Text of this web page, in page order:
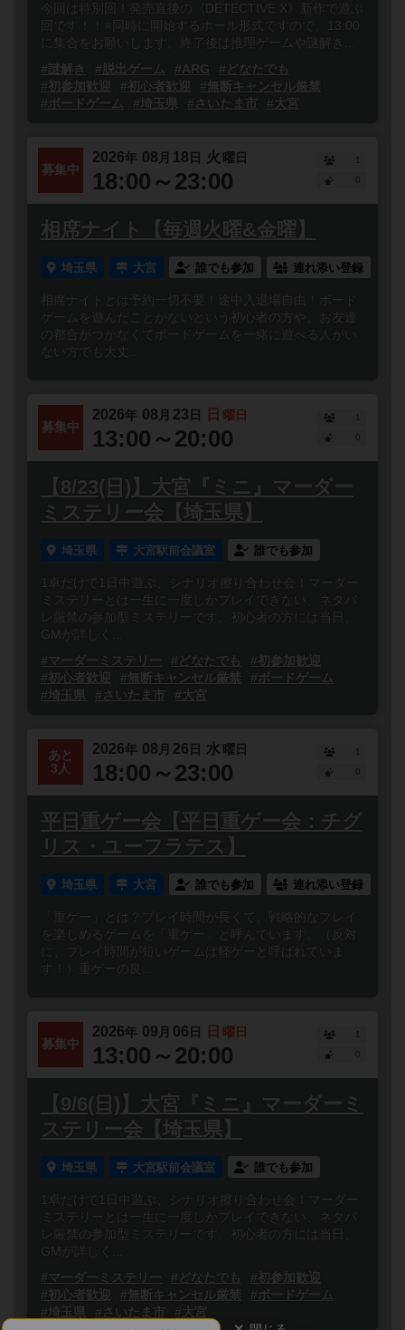
今回は特別回！発売直後の《DETECTIVE X》新作で遊ぶ
回です！！※同時に開始するホール形式ですので、13:00
に集合をお願いします。終了後は推理ゲームや謎解き...
#謎解き
#脱出ゲーム #ARG
#どなたでも
#初参加歓迎
#初心者歓迎
#無断キャンセル厳禁
#ボードゲーム
#埼玉県 #さいたま市 #大宮
募集中
2026年 08 月 18 日 火 曜日
18:00～23:00
1
0
相席ナイト【毎週火曜&金曜】
埼玉県 大宮 誰でも参加 連れ添い登録
相席ナイトとは予約一切不要！途中入退場自由！ボード
ゲームを遊んだことがないという初心者の方や、お友達
の都合がつかなくてボードゲームを一緒に遊べる人がい
ない方でも大丈...
募集中
2026年 08 月 23 日 日 曜日
13:00～20:00
1
0
【8/23(日)】大宮『ミニ』マーダー
ミステリー会【埼玉県】
埼玉県 大宮駅前会議室 誰でも参加
1卓だけで1日中遊ぶ、シナリオ擦り合わせ会！マーダー
ミステリーとは一生に一度しかプレイできない、ネタバ
レ厳禁の参加型ミステリーです。初心者の方には当日、
GMが詳しく...
#マーダーミステリー
#どなたでも
#初参加歓迎
#初心者歓迎
#無断キャンセル厳禁
#ボードゲーム
#埼玉県
#さいたま市 #大宮
あと
3人
2026年 08 月 26 日 水 曜日
18:00～23:00
1
0
平日重ゲー会【平日重ゲー会：チグ
リス・ユーフラテス】
埼玉県 大宮 誰でも参加 連れ添い登録
「重ゲー」とは？プレイ時間が長くて、戦略的なプレイ
を楽しめるゲームを「重ゲー」と呼んでいます。（反対
に、プレイ時間が短いゲームは軽ゲーと呼ばれていま
す！）重ゲーの良...
募集中
2026年 09 月 06 日 日 曜日
13:00～20:00
1
0
【9/6(日)】大宮『ミニ』マーダーミ
ステリー会【埼玉県】
埼玉県 大宮駅前会議室 誰でも参加
1卓だけで1日中遊ぶ、シナリオ擦り合わせ会！マーダー
ミステリーとは一生に一度しかプレイできない、ネタバ
レ厳禁の参加型ミステリーです。初心者の方には当日、
GMが詳しく...
#マーダーミステリー
#どなたでも
#初参加歓迎
#初心者歓迎
#無断キャンセル厳禁
#ボードゲーム
#埼玉県
#さいたま市
#大宮